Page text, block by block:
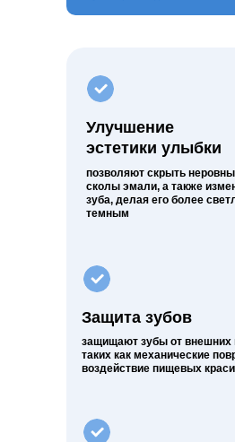
Улучшение
эстетики улыбки
позволяют скрыть
сколы эмали, а также
зуба, делая его более
темным
Защита зубов
защищают зубы от внешних
таких как механические
воздействие пищевых